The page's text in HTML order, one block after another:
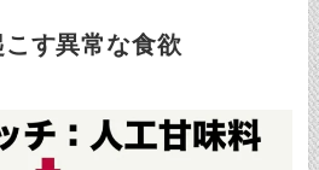
す異常な食欲